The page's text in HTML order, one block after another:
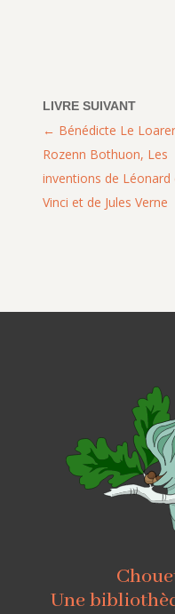
Bénédicte Le
Rozenn Bothuon, Les
inventions de Léonard
Vinci et de Jules Verne
Une